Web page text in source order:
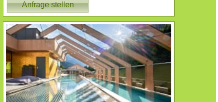
Anfrage stellen